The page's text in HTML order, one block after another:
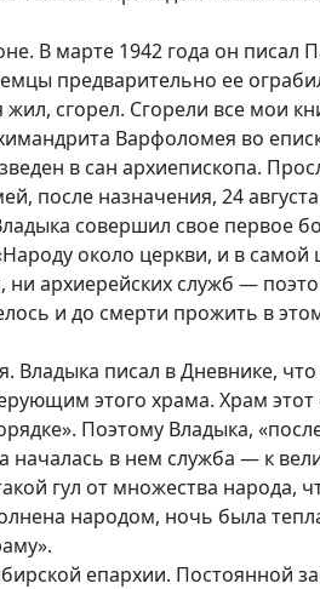
В марте 1942 года он писал
предварительно ее
сгорел. Сгорели все мои
Варфоломея во
в сан архиепископа.
после назначения, 24
совершил свое первое
около церкви, и в
архиерейских служб —
и до смерти прожить в
писал в Дневнике, что
этого храма. Храм
Поэтому Владыка,
в нем служба — к
гул от множества народа,
народом, ночь была
епархии. Постоянной